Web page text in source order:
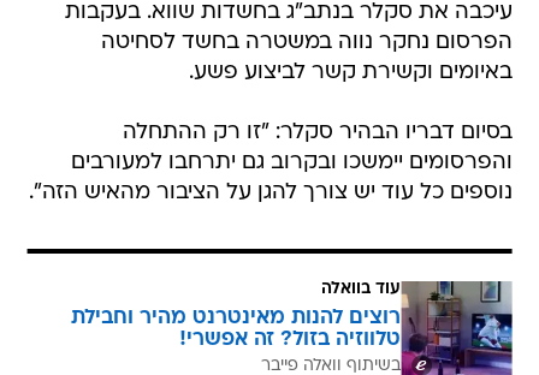
עיכבה את סקלר בנתב"ג בחשדות שווא. בעקבות
הפרסום נחקר נווה במשטרה בחשד לסחיטה
באיומים וקשירת קשר לביצוע פשע.
בסיום דבריו הבהיר סקלר: "זו רק ההתחלה
והפרסומים יימשכו ובקרוב גם יתרחבו למעורבים
נוספים כל עוד יש צורך להגן על הציבור מהאיש הזה".
עוד בוואלה
רוצים להנות מאינטרנט מהיר וחבילת
טלווזיה בזול? זה אפשרי!
בשיתוף וואלה פייבר